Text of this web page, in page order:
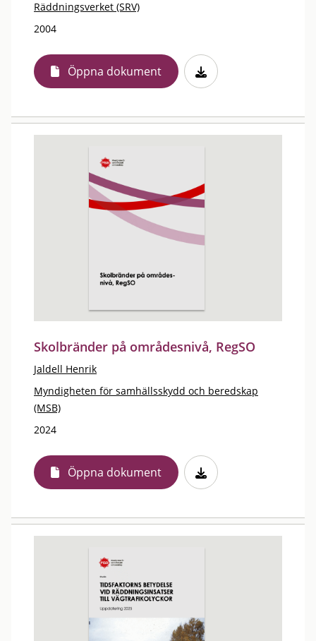
Räddningsverket (SRV)
2004
Öppna dokument
Skolbränder på områdesnivå, RegSO
Jaldell Henrik
Myndigheten för samhällsskydd och beredskap
(MSB)
2024
Öppna dokument